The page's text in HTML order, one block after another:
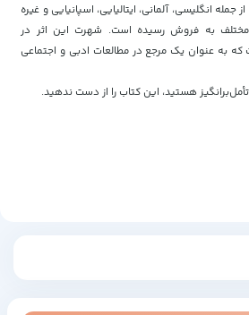
انگلیسی، آلمانی، ایتالیایی، اسپانیایی و غیره
به فروش رسیده است. شهرت این اثر در
به عنوان یک مرجع در مطالعات ادبی و اجتماعی
هستید، این کتاب را از دست ندهید.